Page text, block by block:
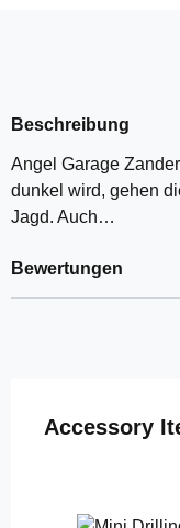
Beschreibung
Angel Garage
dunkel wird, gehen
Jagd. Auch…
Bewertungen
Produktgalerie
Accessory